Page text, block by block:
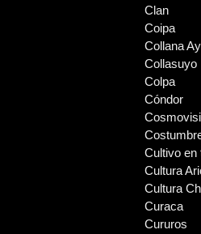
Clan
Coipa
Collana
Collasuyo
Colpa
Cóndor
Cultivo en
Cultura
Cultura
Curaca
Cururos